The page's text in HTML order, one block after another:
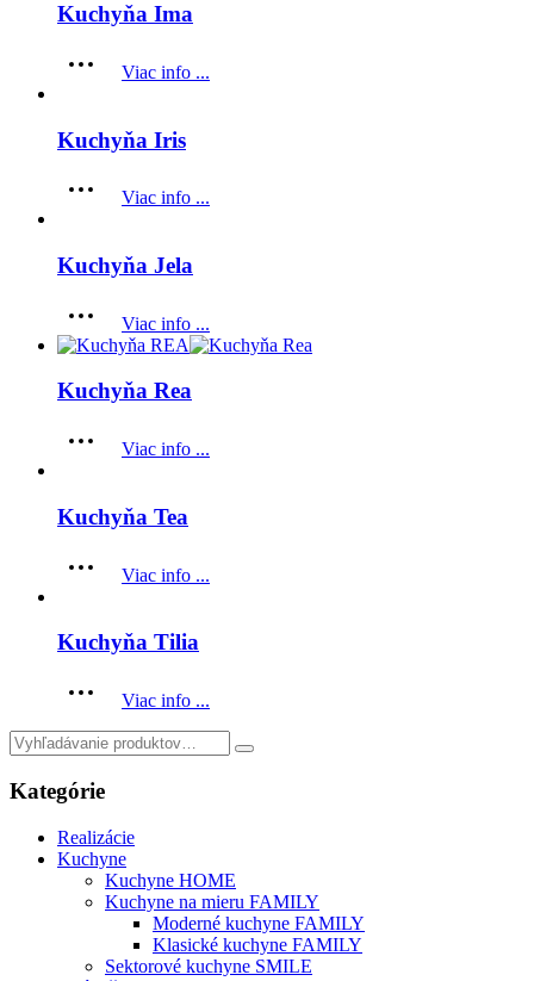
Kuchyňa Ima
Viac info ...
Kuchyňa Iris
Viac info ...
Kuchyňa Jela
Viac info ...
Kuchyňa Rea
Viac info ...
Kuchyňa Tea
Viac info ...
Kuchyňa Tilia
Viac info ...
Search
for:
Kategórie
Realizácie
Kuchyne
Kuchyne HOME
Kuchyne na mieru FAMILY
Moderné kuchyne FAMILY
Klasické kuchyne FAMILY
Sektorové kuchyne SMILE